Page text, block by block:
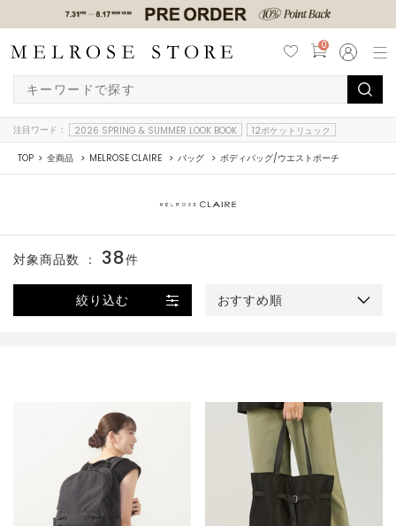
0
注目ワード： 2026 SPRING & SUMMER LOOK BOOK 12ポケットリュック
TOP 全商品 MELROSE CLAIRE バッグ ボディバッグ/ウエストポーチ
絞り込む おすすめ順
対象商品数 ： 38件